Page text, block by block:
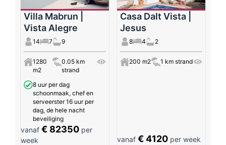
Villa Mabrun |
Vista Alegre
14 7 9
1280
m2
0.05 km
strand
8 uur per dag
schoonmaak, chef en
serveerster 16 uur per
dag, de hele nacht
beveiliging
vanaf € 82350 per
week
Casa Dalt Vista |
Jesus
8 4 2
200 m2 1 km strand
vanaf€ 4120 per week